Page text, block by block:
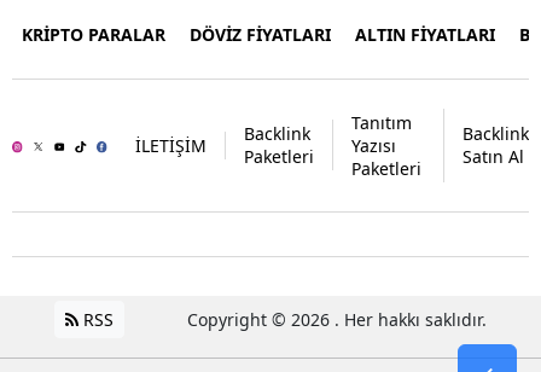
KRİPTO PARALAR DÖVİZ FİYATLARI ALTIN FİYATLARI
İLETİŞİM
Backlink
Paketleri
Tanıtım
Yazısı
Paketleri
Backlink
Satın Al
RSS Copyright © 2026 . Her hakkı saklıdır.